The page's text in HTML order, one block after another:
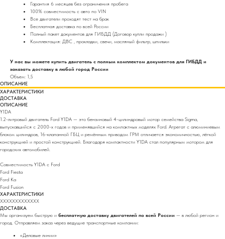
Гарантия 6 месяцев без ограничения пробега
100% совместимость с авто по VIN
Все двигатели проходят тест на брак
Бесплатная доставка по всей России
Полный пакет документов для ГИБДД (Договор купли продажи )
Комплектация: ДВС , прокладки, свечи, масляный фильтр, шпильки
У нас вы можете купить двигатель с полным комплектом документов для ГИБДД и
заказать доставку в любой город России
Объем: 1,5
ОПИСАНИЕ
ХАРАКТЕРИСТИКИ
ДОСТАВКА
ОПИСАНИЕ
Y1DA
1.2-литровый двигатель Ford Y1DA — это бензиновый 4-цилиндровый мотор семейства Sigma,
выпускавшийся с 2000-х годов и применявшийся на компактных моделях Ford. Агрегат с алюминиевым
блоком цилиндров, 16-клапанной ГБЦ и ремённым приводом ГРМ отличается экономичностью, лёгкой
конструкцией и простой конструкцией. Благодаря компактности Y1DA стал популярным мотором для
городских автомобилей.
Совместимость Y1DA с Ford
Ford Fiesta
Ford Ka
Ford Fusion
ХАРАКТЕРИСТИКИ
XXXXXXXXXXXXX
ДОСТАВКА
Мы организуем быструю и бесплатную доставку двигателей по всей России — в любой регион и
город. Отправляем заказ через ведущие транспортные компании:
«Деловые линии»